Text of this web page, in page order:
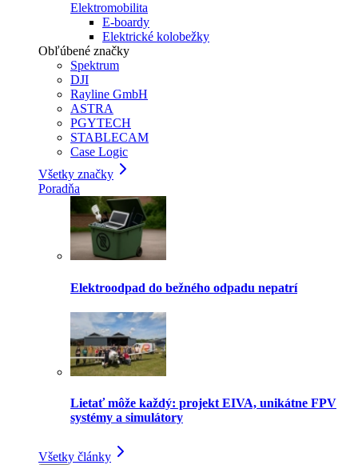
Elektromobilita
E-boardy
Elektrické kolobežky
Obľúbené značky
Spektrum
DJI
Rayline GmbH
ASTRA
PGYTECH
STABLECAM
Case Logic
Všetky značky
Poradňa
Elektroodpad do bežného odpadu nepatrí
Lietať môže každý: projekt EIVA, unikátne FPV
systémy a simulátory
Všetky články